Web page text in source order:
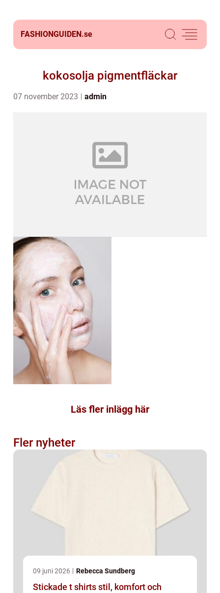
FASHIONGUIDEN.se
kokosolja pigmentfläckar
07 november 2023 admin
Läs fler inlägg här
Fler nyheter
09 juni 2026 Rebecca Sundberg
Stickade t shirts stil, komfort och